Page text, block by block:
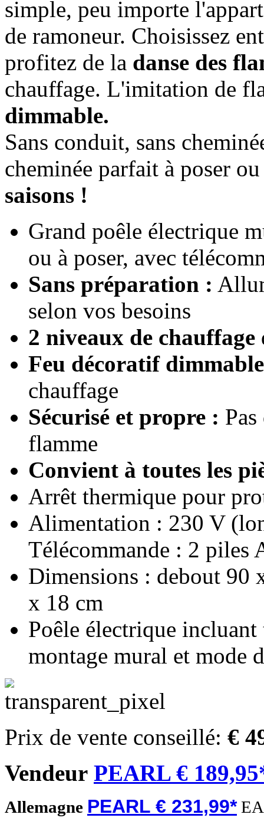
simple, peu importe
de ramoneur. Choisissez
profitez de la danse des
chauffage. L'imitation de
dimmable.
Sans conduit, sans
cheminée parfait à poser
saisons !
Grand poêle électrique
ou à poser, avec
Sans préparation :
selon vos besoins
2 niveaux de chauffage
Feu décoratif dimmable
chauffage
Sécurisé et propre :
flamme
Convient à toutes les
Arrêt thermique pour
Alimentation : 230 V
Télécommande : 2 piles
Dimensions : debout 90
x 18 cm
Poêle électrique
montage mural et mode
Prix de vente conseillé: €
Vendeur PEARL €
Allemagne PEARL € 231,99*